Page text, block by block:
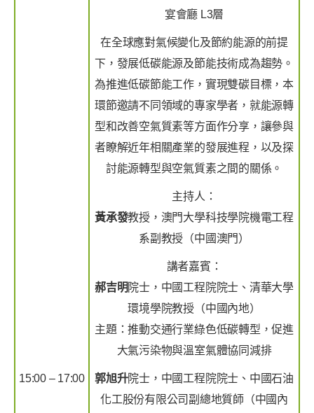
15:00 – 17:00
宴會廳 L3層
在全球應對氣候變化及節約能源的前提
下，發展低碳能源及節能技術成為趨勢。
為推進低碳節能工作，實現雙碳目標，本
環節邀請不同領域的專家學者，就能源轉
型和改善空氣質素等方面作分享，讓參與
者瞭解近年相關產業的發展進程，以及探
討能源轉型與空氣質素之間的關係。
主持人：
黃承發教授，澳門大學科技學院機電工程
系副教授（中國澳門）
講者嘉賓：
郝吉明 院士，中國工程院院士、清華大學
環境學院教授（中國內地）
主題：推動交通行業綠色低碳轉型，促進
大氣污染物與溫室氣體協同減排
郭旭升院士，中國工程院院士、中國石油
化工股份有限公司副總地質師（中國內